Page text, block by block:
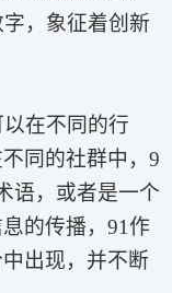
，象征着创新
在不同的行
同的社群中，9
语，或者是一个
的传播，91作
出现，并不断